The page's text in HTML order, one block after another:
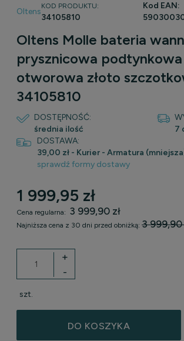
Oltens
KOD PRODUKTU:
34105810
Kod EAN:
Oltens Molle bateria
prysznicowa
otworowa złoto
34105810
DOSTĘPNOŚĆ:
średnia ilość
7
DOSTAWA:
39,00 zł - Kurier - Armatura
Cena nie zawiera ewentualnych kosztów
sprawdź formy dostawy
1 999,95 zł
Cena regularna: 3 999,90 zł
Najniższa cena z 30 dni przed obniżką: 3 999,90
-
+
szt.
DO KOSZYKA